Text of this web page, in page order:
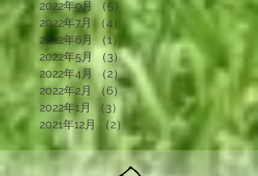
2022年11月
（6）6件の記事
2022年10月
（1）
1件の記事
2022年9月 （5）5件の記事
2022年7月
（4）4件の記事
2022年6月
（1）1件の記事
2022年5月
（3）3件の記事
2022年4月
（2）2件の記事
2022年2月
（6）6件の記事
2022年1月
（3）
3件の記事
2021年12月
（2） 2件の記事